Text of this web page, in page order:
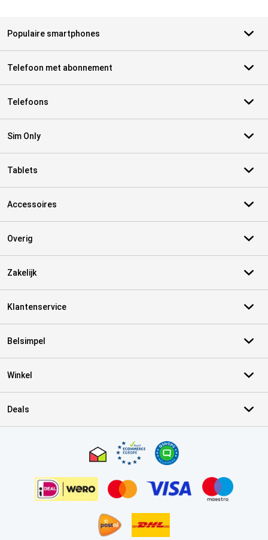
Populaire smartphones
Telefoon met abonnement
Telefoons
Sim Only
Tablets
Accessoires
Overig
Zakelijk
Klantenservice
Belsimpel
Winkel
Deals